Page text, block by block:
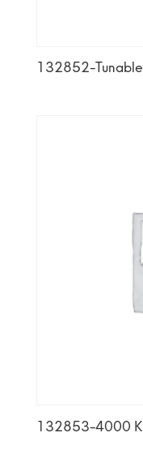
132852-Tunable
132853-4000 K